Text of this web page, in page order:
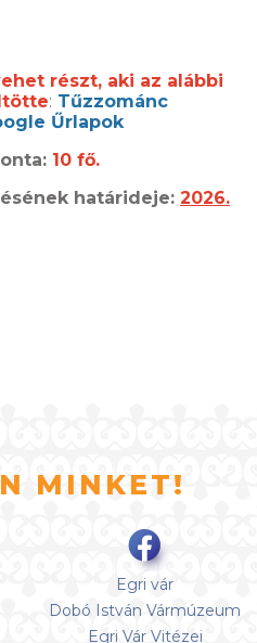
részt, aki az alábbi
: Tűzzománc
Űrlapok
10 fő.
határideje: 2026.
MINKET!
Egri vár
Dobó István Vármúzeum
Egri Vár Vitézei